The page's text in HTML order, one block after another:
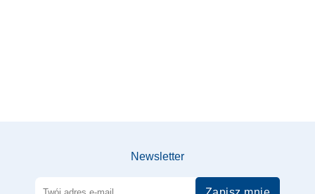
Newsletter